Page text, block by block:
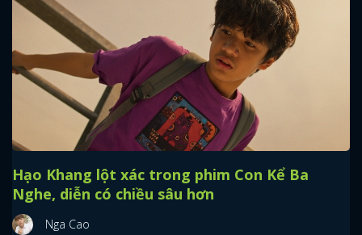
Hạo Khang lột xác trong phim Con Kể Ba
Nghe, diễn có chiều sâu hơn
Nga Cao